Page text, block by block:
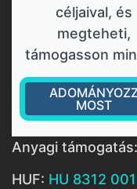
céljaival, és
megteheti,
támogasson
MOST
Anyagi támogatás:
HUF: HU 8312